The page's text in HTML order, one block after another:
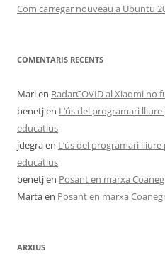
Com carregar nouveau a Ubuntu
COMENTARIS RECENTS
Marien RadarCOVID al Xiaomi no
benetjen L’ús del programari
educatius
jdegraen L’ús del programari
educatius
benetjen Posant en marxa
Martaen Posant en marxa
ARXIUS